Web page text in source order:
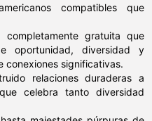
compatibles que
completamente gratuita que
oportunidad, diversidad y
conexiones significativas.
relaciones duraderas a
celebra tanto diversidad